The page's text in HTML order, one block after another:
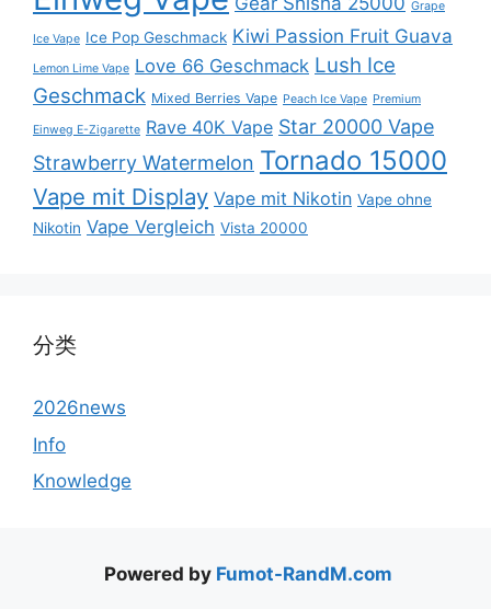
Grape
Ice Vape Ice Pop Geschmack Kiwi Passion Fruit Guava
Lemon Lime Vape Love 66 Geschmack Lush Ice
Geschmack Mixed Berries Vape Peach Ice Vape Premium
Einweg E-Zigarette Rave 40K Vape Star 20000 Vape
Strawberry Watermelon Tornado 15000
Vape mit Display Vape mit Nikotin Vape ohne
Nikotin Vape Vergleich Vista 20000
分类
2026news
Info
Knowledge
Powered by Fumot-RandM.com